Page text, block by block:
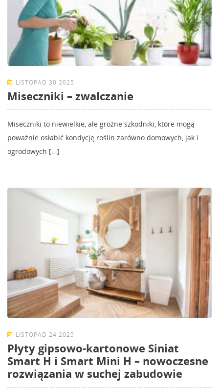
LISTOPAD 30 2025
Miseczniki – zwalczanie
Miseczniki to niewielkie, ale groźne szkodniki, które mogą
poważnie osłabić kondycję roślin zarówno domowych, jak i
ogrodowych [...]
LISTOPAD 24 2025
Płyty gipsowo-kartonowe Siniat
Smart H i Smart Mini H – nowoczesne
rozwiązania w suchej zabudowie